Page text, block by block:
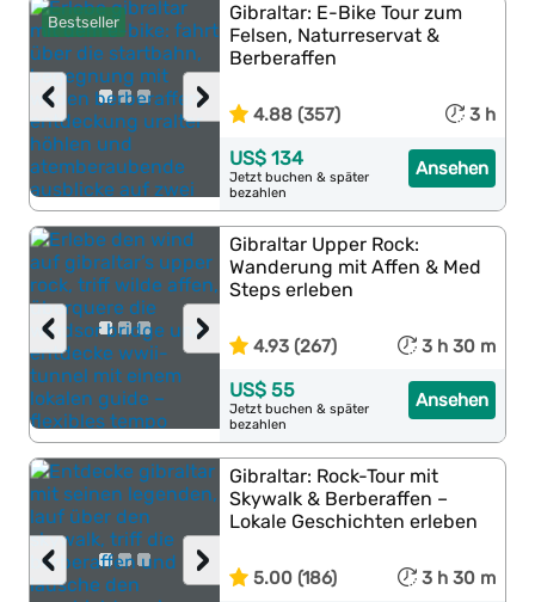
Bestseller
›
‹
Gibraltar: E-Bike Tour zum
Felsen, Naturreservat &
Berberaffen
4.88 (357) 3 h
Ansehen
US$ 134
Jetzt buchen & später
bezahlen
›
‹
Gibraltar Upper Rock:
Wanderung mit Affen & Med
Steps erleben
4.93 (267) 3 h 30 m
Ansehen
US$ 55
Jetzt buchen & später
bezahlen
›
‹
Gibraltar: Rock-Tour mit
Skywalk & Berberaffen –
Lokale Geschichten erleben
5.00 (186) 3 h 30 m